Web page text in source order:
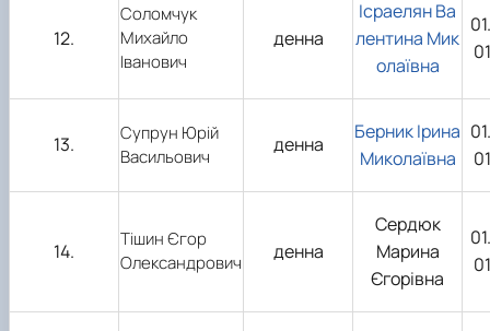
12.
Соломчук
Михайло
Іванович
денна
Ісраелян Ва
лентина Мик
олаївна
13.
Супрун Юрій
Васильович
денна
Берник Ірина
Миколаївна
14.
Тішин Єгор
Олександрович
денна
Сердюк
Марина
Єгорівна